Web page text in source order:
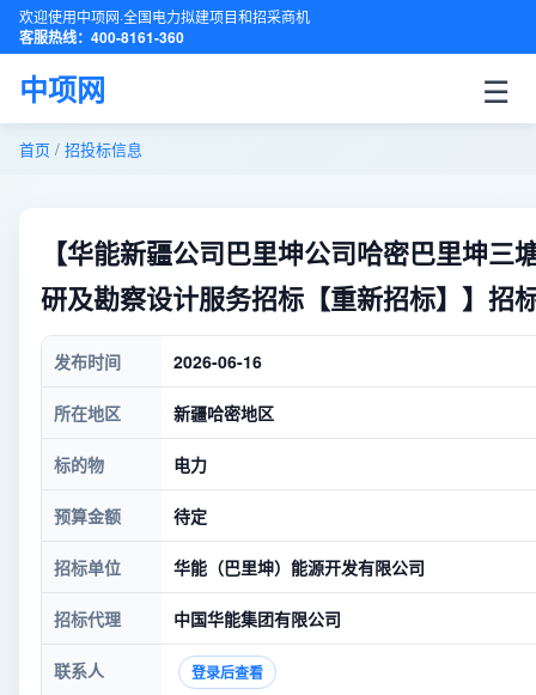
欢迎使用中项网·全国电力拟建项目和招采商机
客服热线：400-8161-360
中项网 ☰
首页 / 招投标信息
【华能新疆公司巴里坤公司哈密巴里坤
研及勘察设计服务招标【重新招标】】招
发布时间 2026-06-16
所在地区 新疆哈密地区
标的物 电力
预算金额 待定
招标单位 华能（巴里坤）能源开发有限公司
招标代理 中国华能集团有限公司
联系人 登录后查看